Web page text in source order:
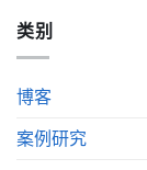
类别
博客
案例研究